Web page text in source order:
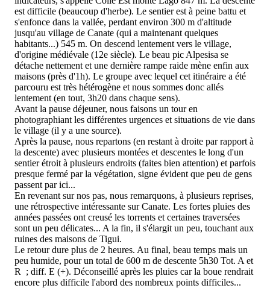
est difficile (beaucoup d'herbe). Le sentier est à peine battu et
s'enfonce dans la vallée, perdant environ 300 m d'altitude
jusqu'au village de Canate (qui a maintenant quelques
habitants...) 545 m. On descend lentement vers le village,
d'origine médiévale (12e siècle). Le beau pic Alpesisa se
détache nettement et une dernière rampe raide mène enfin aux
maisons (près d'1h). Le groupe avec lequel cet itinéraire a été
parcouru est très hétérogène et nous sommes donc allés
lentement (en tout, 3h20 dans chaque sens).
Avant la pause déjeuner, nous faisons un tour en
photographiant les différentes urgences et situations de vie dans
le village (il y a une source).
Après la pause, nous repartons (en restant à droite par rapport à
la descente) avec plusieurs montées et descentes le long d'un
sentier étroit à plusieurs endroits (faites bien attention) et parfois
presque fermé par la végétation, signe évident que peu de gens
passent par ici...
En revenant sur nos pas, nous remarquons, à plusieurs reprises,
une rétrospective intéressante sur Canate. Les fortes pluies des
années passées ont creusé les torrents et certaines traversées
sont un peu délicates... A la fin, il s'élargit un peu, touchant aux
ruines des maisons de Tigui.
Le retour dure plus de 2 heures. Au final, beau temps mais un
peu humide, pour un total de 600 m de descente 5h30 Tot. A et
R ; diff. E (+). Déconseillé après les pluies car la boue rendrait
encore plus difficile l'abord des nombreux points difficiles...